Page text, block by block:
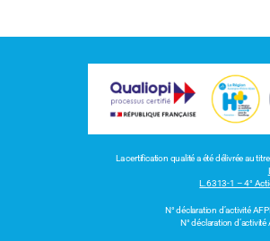
La certification qualité a été délivrée au
L.6313-1 – 4°
N° déclaration d’activité
N° déclaration